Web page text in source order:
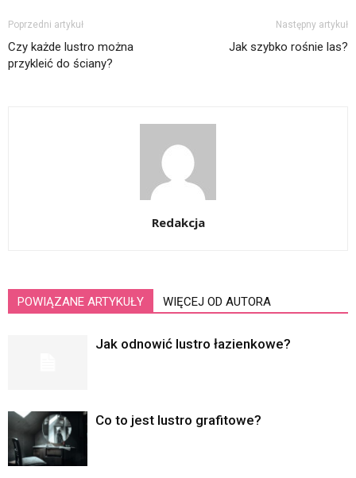
Poprzedni artykuł
Czy każde lustro można
przykleić do ściany?
Następny artykuł
Jak szybko rośnie las?
Redakcja
POWIĄZANE ARTYKUŁY WIĘCEJ OD AUTORA
Jak odnowić lustro łazienkowe?
Co to jest lustro grafitowe?